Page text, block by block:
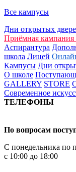
Все кампусы
Дни открытых
Приёмная
Аспирантура
школа Лицей
Кампусы Дни
О школе
GALLERY STORE
Современное
ТЕЛЕФОНЫ
По вопросам
С понедельника по
с 10:00 до 18:00